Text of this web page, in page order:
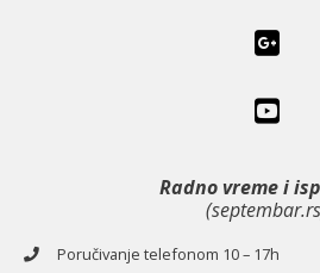
Radno vreme i
Poručivanje telefonom 10 – 17h